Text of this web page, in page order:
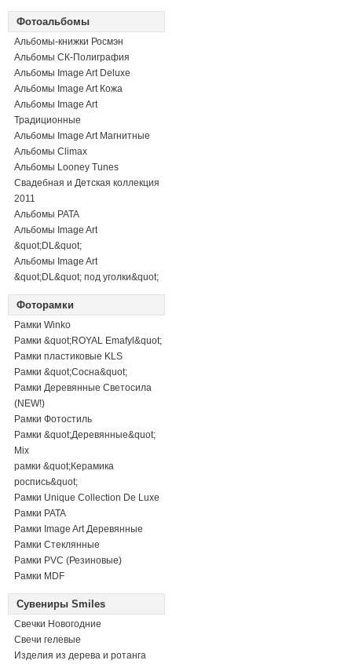
Фотоальбомы
Альбомы-книжки Росмэн
Альбомы СК-Полиграфия
Альбомы Image Art Deluxe
Альбомы Image Art Кожа
Альбомы Image Art
Традиционные
Альбомы Image Art Магнитные
Альбомы Climax
Альбомы Looney Tunes
Свадебная и Детская коллекция
2011
Альбомы PATA
Альбомы Image Art
&quot;DL&quot;
Альбомы Image Art
&quot;DL&quot; под уголки&quot;
Фоторамки
Рамки Winko
Рамки &quot;ROYAL Emafyl&quot;
Рамки пластиковые KLS
Рамки &quot;Сосна&quot;
Рамки Деревянные Светосила
(NEW!)
Рамки Фотостиль
Рамки &quot;Деревянные&quot;
Mix
рамки &quot;Керамика
роспись&quot;
Рамки Unique Collection De Luxe
Рамки PATA
Рамки Image Art Деревянные
Рамки Стеклянные
Рамки PVC (Резиновые)
Рамки MDF
Сувениры Smiles
Свечки Новогодние
Свечи гелевые
Изделия из дерева и ротанга